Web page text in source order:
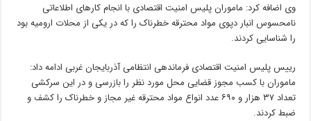
وی اضافه کرد: ماموران پلیس امنیت اقتصادی با انجام کارهای اطلاعاتی
نامحسوس انبار دپوی مواد محترقه خطرناک را که در یکی از محلات ارومیه بود
را شناسایی کردند.
رییس پلیس امنیت اقتصادی فرماندهی انتظامی آذربایجان غربی ادامه داد:
ماموران با کسب مجوز قضایی محل مورد نظر را بازرسی و در این سرکشی
تعداد ۳۷ هزار و ۶۹۰ عدد انواع مواد محترقه غیر مجاز و خطرناک را کشف و
ضبط کردند.